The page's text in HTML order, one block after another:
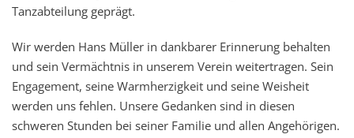
Tanzabteilung geprägt.
Wir werden Hans Müller in dankbarer Erinnerung behalten
und sein Vermächtnis in unserem Verein weitertragen. Sein
Engagement, seine Warmherzigkeit und seine Weisheit
werden uns fehlen. Unsere Gedanken sind in diesen
schweren Stunden bei seiner Familie und allen Angehörigen.